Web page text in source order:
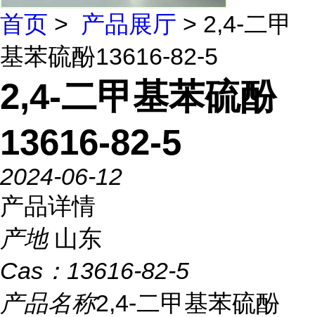
首页 > 产品展厅 > 2,4-二甲
基苯硫酚13616-82-5
2,4-二甲基苯硫酚
13616-82-5
2024-06-12
产品详情
产地 山东
Cas： 13616-82-5
产品名称2,4-二甲基苯硫酚